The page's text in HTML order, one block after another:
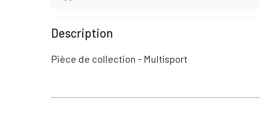
Description
Pièce de collection - Multisport